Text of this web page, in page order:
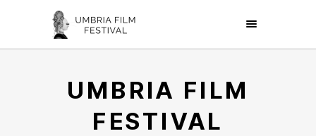
UMBRIA FILM
FESTIVAL